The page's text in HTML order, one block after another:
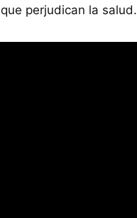
que perjudican la salud.